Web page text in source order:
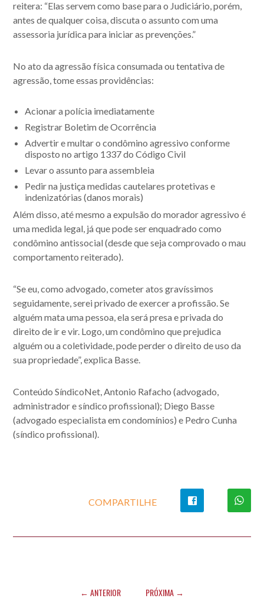
reitera: “Elas servem como base para o Judiciário, porém,
antes de qualquer coisa, discuta o assunto com uma
assessoria jurídica para iniciar as prevenções.”
No ato da agressão física consumada ou tentativa de
agressão, tome essas providências:
Acionar apolícia imediatamente
Registrar Boletim de Ocorrência
Advertir e multaro condômino agressivo conforme
disposto no artigo 1337 do Código Civil
Levar o assunto para assembleia
Pedir na justiçamedidas cautelares protetivas e
indenizatórias (danos morais)
Além disso, até mesmo a expulsão do morador agressivo é
uma medida legal, já que pode ser enquadrado como
condômino antissocial (desde que seja comprovado o mau
comportamento reiterado).
“Se eu, como advogado, cometer atos gravíssimos
seguidamente, serei privado de exercer a profissão. Se
alguém mata uma pessoa, ela será presa e privada do
direito de ir e vir. Logo, um condômino que prejudica
alguém ou a coletividade, pode perder o direito de uso da
sua propriedade”, explica Basse.
Conteúdo SíndicoNet, Antonio Rafacho (advogado,
administrador e síndico profissional); Diego Basse
(advogado especialista em condomínios) e Pedro Cunha
(síndico profissional).
COMPARTILHE
← ANTERIOR PRÓXIMA →